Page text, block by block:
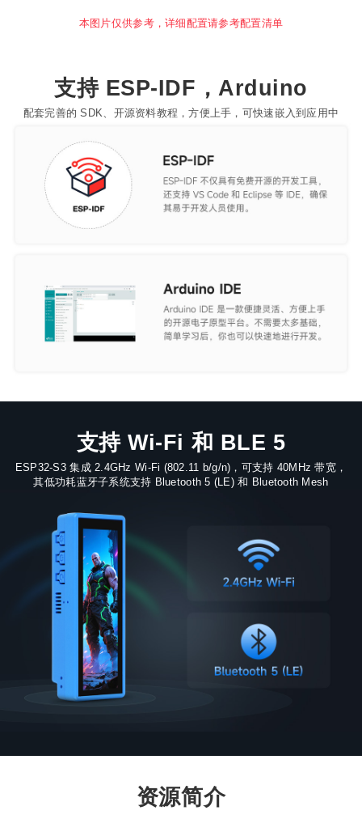
本图片仅供参考，详细配置请参考配置清单
支持 ESP-IDF，Arduino
配套完善的 SDK、开源资料教程，方便上手，可快速嵌入到应用中
支持 Wi-Fi 和 BLE 5
ESP32-S3 集成 2.4GHz Wi-Fi (802.11 b/g/n)，可支持 40MHz 带宽，
其低功耗蓝牙子系统支持 Bluetooth 5 (LE) 和 Bluetooth Mesh
资源简介